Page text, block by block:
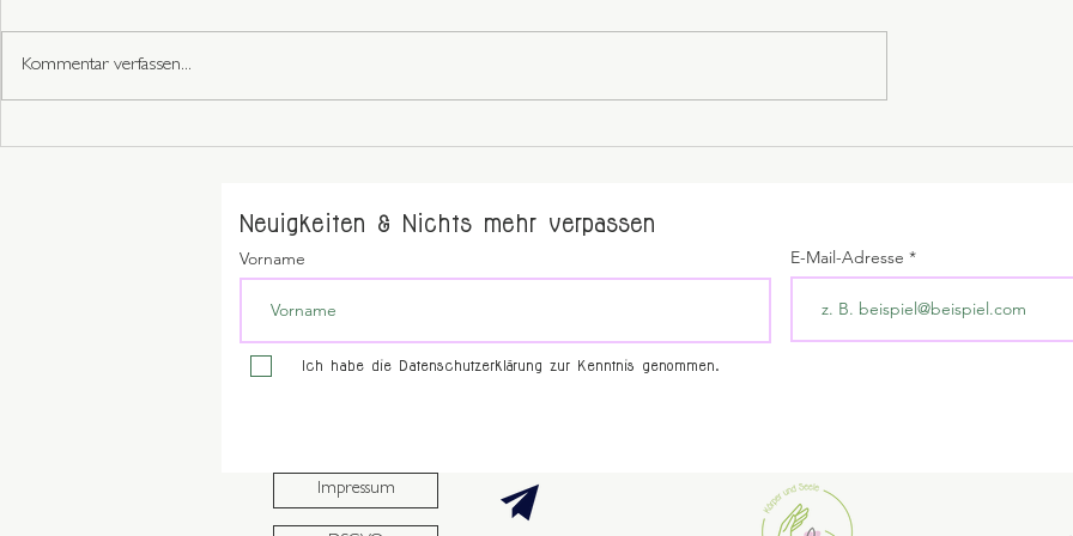
Kommentar verfassen...
Neuigkeiten & Nichts mehr verpassen
Vorname
Ich habe die Datenschutzerklärung zur Kenntnis genommen.
E-Mail-Adresse
Impressum